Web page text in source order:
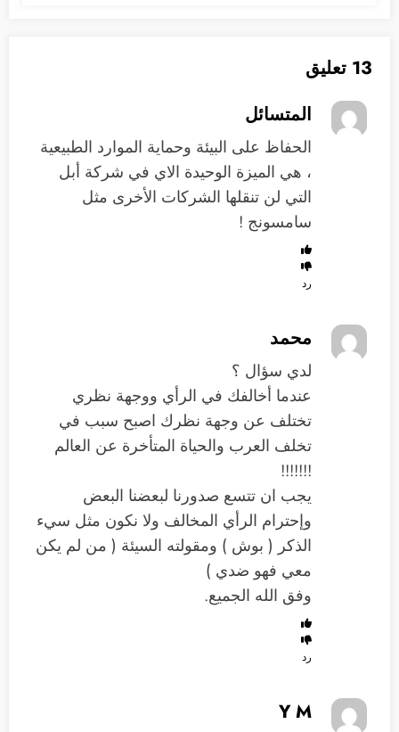
13 تعليق
المتسائل
الحفاظ على البيئة وحماية الموارد الطبيعية
، هي الميزة الوحيدة الاي في شركة أبل
التي لن تنقلها الشركات الأخرى مثل
سامسونج !
رد
محمد
لدي سؤال ؟
عندما أخالفك في الرأي ووجهة نظري
تختلف عن وجهة نظرك اصبح سبب في
تخلف العرب والحياة المتأخرة عن العالم
!!!!!!!
يجب ان تتسع صدورنا لبعضنا البعض
وإحترام الرأي المخالف ولا نكون مثل سيء
الذكر ( بوش ) ومقولته السيئة ( من لم يكن
معي فهو ضدي )
وفق الله الجميع.
رد
Y M